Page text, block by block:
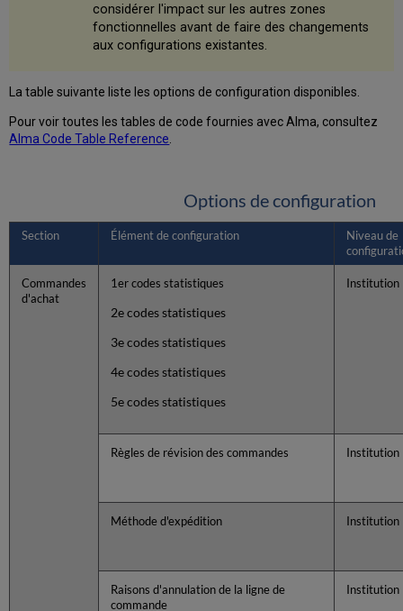
considérer l'impact sur les autres zones
fonctionnelles avant de faire des changements
aux configurations existantes.
La table suivante liste les options de configuration disponibles.
Pour voir toutes les tables de code fournies avec Alma, consultez
Alma Code Table Reference
Options de configuration
Section Élément de configuration
Niveau de
Commandes
d'achat
1er codes statistiques
2e codes statistiques
3e codes statistiques
4e codes statistiques
5e codes statistiques
Institution
Règles de révision des commandes Institution
Méthode d'expédition Institution
Raisons d'annulation de la ligne de
commande
Institution